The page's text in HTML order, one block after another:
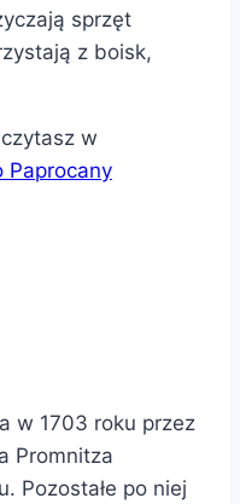
sprzęt
z boisk,
w
Paprocany
w 1703 roku przez
Promnitza
Pozostałe po niej